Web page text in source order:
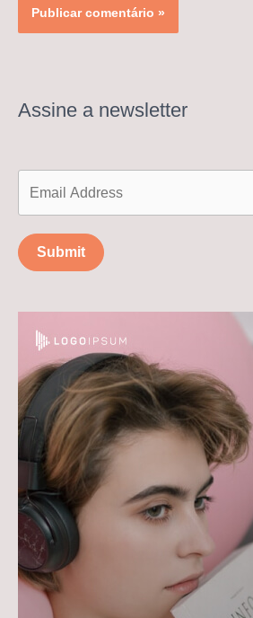
Assine a newsletter
Submit